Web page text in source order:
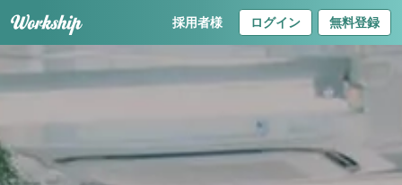
採用者様 ログイン 無料登録